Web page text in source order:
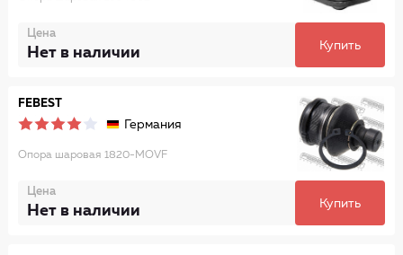
Цена
Нет в наличии Купить
FEBEST
Германия
Опора шаровая 1820-MOVF
Цена
Нет в наличии Купить